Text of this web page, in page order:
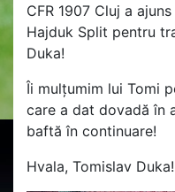
CFR 1907 Cluj a
Hajduk Split pentru
Duka!
Îi mulțumim lui Tomi
care a dat dovadă în
baftă în continuare!
Hvala, Tomislav Duka!